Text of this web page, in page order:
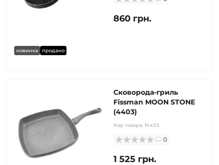
новинка продано
860 грн.
Сковорода-гриль
Fissman MOON STONE
(4403)
Код товара: f4403
0
1 525 грн.